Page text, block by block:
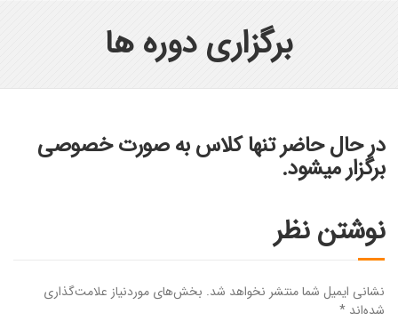
برگزاری دوره ها
در حال حاضر تنها کلاس به صورت خصوصی
برگزار میشود.
نوشتن نظر
نشانی ایمیل شما منتشر نخواهد شد. بخش‌های موردنیاز علامت‌گذاری
شده‌اند *